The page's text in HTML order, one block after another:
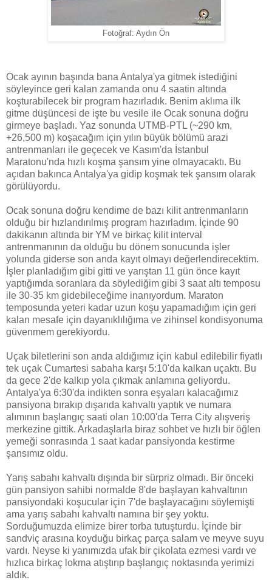
Fotoğraf: Aydın Ön
Ocak ayının başında bana Antalya'ya gitmek istediğini
söyleyince geri kalan zamanda onu 4 saatin altında
koşturabilecek bir program hazırladık. Benim aklıma ilk
gitme düşüncesi de işte bu vesile ile Ocak sonuna doğru
girmeye başladı. Yaz sonunda UTMB-PTL (~290 km,
+26,500 m) koşacağım için yılın büyük bölümü arazi
antrenmanları ile geçecek ve Kasım'da İstanbul
Maratonu'nda hızlı koşma şansım yine olmayacaktı. Bu
açıdan bakınca Antalya'ya gidip koşmak tek şansım olarak
görülüyordu.
Ocak sonuna doğru kendime de bazı kilit antrenmanların
olduğu bir hızlandırılmış program hazırladım. İçinde 90
dakikanın altında bir YM ve birkaç kilit interval
antrenmanının da olduğu bu dönem sonucunda işler
yolunda giderse son anda kayıt olmayı değerlendirecektim.
İşler planladığım gibi gitti ve yarıştan 11 gün önce kayıt
yaptığımda soranlara da söylediğim gibi 3 saat altı temposu
ile 30-35 km gidebileceğime inanıyordum. Maraton
temposunda yeteri kadar uzun koşu yapamadığım için geri
kalan mesafe için dayanıklılığıma ve zihinsel kondisyonuma
güvenmem gerekiyordu.
Uçak biletlerini son anda aldığımız için kabul edilebilir fiyatlı
tek uçak Cumartesi sabaha karşı 5:10'da kalkan uçaktı. Bu
da gece 2'de kalkıp yola çıkmak anlamına geliyordu.
Antalya'ya 6:30'da indikten sonra eşyaları kalacağımız
pansiyona bırakıp dışarıda kahvaltı yaptık ve numara
alımının başlangıç saati olan 10:00'da Terra City alışveriş
merkezine gittik. Arkadaşlarla biraz sohbet ve hızlı bir öğlen
yemeği sonrasında 1 saat kadar pansiyonda kestirme
şansımız oldu.
Yarış sabahı kahvaltı dışında bir sürpriz olmadı. Bir önceki
gün pansiyon sahibi normalde 8'de başlayan kahvaltının
pansiyondaki koşucular için 7'de başlayacağını söylemişti
ama yarış sabahı kahvaltı namına bir şey yoktu.
Sorduğumuzda elimize birer torba tutuşturdu. İçinde bir
sandviç arasına koyduğu birkaç parça salam ve meyve suyu
vardı. Neyse ki yanımızda ufak bir çikolata ezmesi vardı ve
hızlıca birkaç lokma atıştırıp başlangıç noktasında yerimizi
aldık.